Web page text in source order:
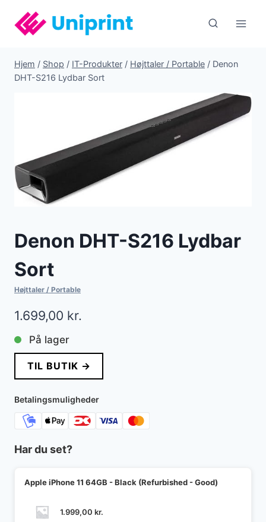
indhold
Hjem / Shop / IT-Produkter / Højttaler / Portable / Denon
DHT-S216 Lydbar Sort
Denon DHT-S216 Lydbar
Sort
Højttaler / Portable
1.699,00 kr.
På lager
TIL BUTIK →
Betalingsmuligheder
Har du set?
Apple iPhone 11 64GB - Black (Refurbished - Good)
1.999,00 kr.